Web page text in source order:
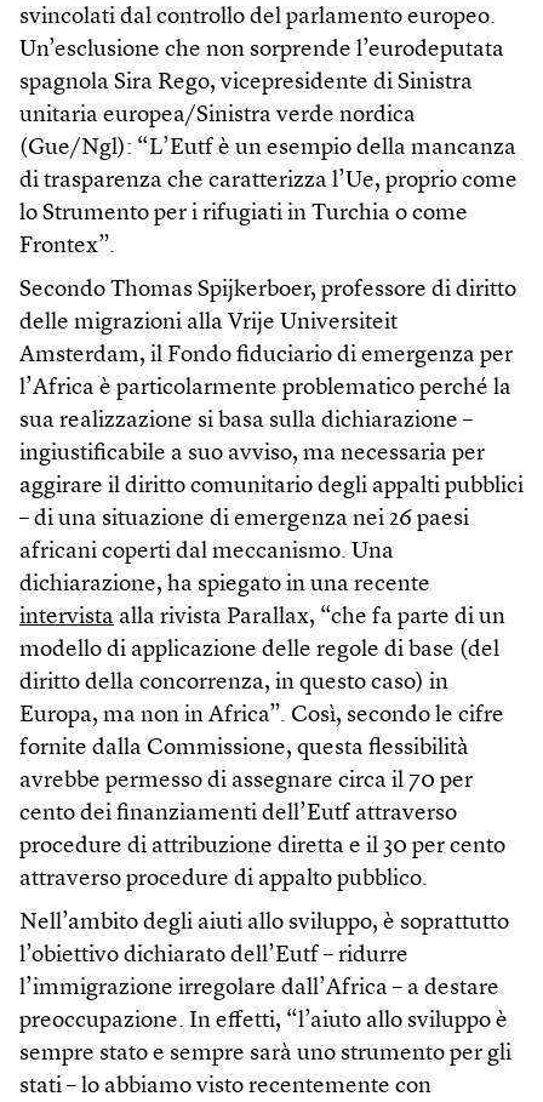
svincolati dal controllo del parlamento europeo.
Un’esclusione che non sorprende l’eurodeputata
spagnola Sira Rego, vicepresidente di Sinistra
unitaria europea/Sinistra verde nordica
(Gue/Ngl): “L’Eutf è un esempio della mancanza
di trasparenza che caratterizza l’Ue, proprio come
lo Strumento per i rifugiati in Turchia o come
Frontex”.
Secondo Thomas Spijkerboer, professore di diritto
delle migrazioni alla Vrije Universiteit
Amsterdam, il Fondo fiduciario di emergenza per
l’Africa è particolarmente problematico perché la
sua realizzazione si basa sulla dichiarazione –
ingiustificabile a suo avviso, ma necessaria per
aggirare il diritto comunitario degli appalti pubblici
– di una situazione di emergenza nei 26 paesi
africani coperti dal meccanismo. Una
dichiarazione, ha spiegato in una recente
intervista alla rivista Parallax, “che fa parte di un
modello di applicazione delle regole di base (del
diritto della concorrenza, in questo caso) in
Europa, ma non in Africa”. Così, secondo le cifre
fornite dalla Commissione, questa flessibilità
avrebbe permesso di assegnare circa il 70 per
cento dei finanziamenti dell’Eutf attraverso
procedure di attribuzione diretta e il 30 per cento
attraverso procedure di appalto pubblico.
Nell’ambito degli aiuti allo sviluppo, è soprattutto
l’obiettivo dichiarato dell’Eutf – ridurre
l’immigrazione irregolare dall’Africa – a destare
preoccupazione. In effetti, “l’aiuto allo sviluppo è
sempre stato e sempre sarà uno strumento per gli
stati – lo abbiamo visto recentemente con